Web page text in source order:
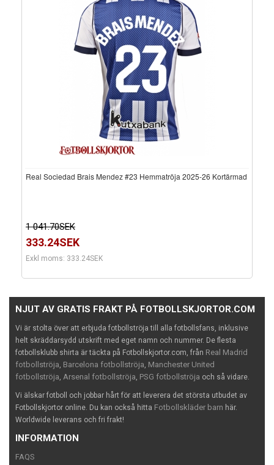
Real Sociedad Brais Mendez #23 Hemmatröja 2025-26 Kortärmad
1 041.70SEK
333.24SEK
Exkl moms: 333.24SEK
NJUT AV GRATIS FRAKT PÅ FOTBOLLSKJORTOR.COM
Vi är stolta över att erbjuda fotbollströja till alla fotbollsfans, inklusive
helt skräddarsydd utskrift med eget namn och nummer. De flesta
fotbollsklubb shirta är täckta på Fotbollskjortor.com, från Real Madrid
fotbollströja, Barcelona fotbollströja, Manchester United
fotbollströja, Arsenal fotbollströja, PSG fotbollströja och så vidare.
Vi älskar fotboll och jobbar hårt för att leverera det största utbudet av
Fotbollskjortor online. Du kan också hitta Fotbollskläder barn här.
Worldwide leverans och fri frakt!
INFORMATION
FAQS